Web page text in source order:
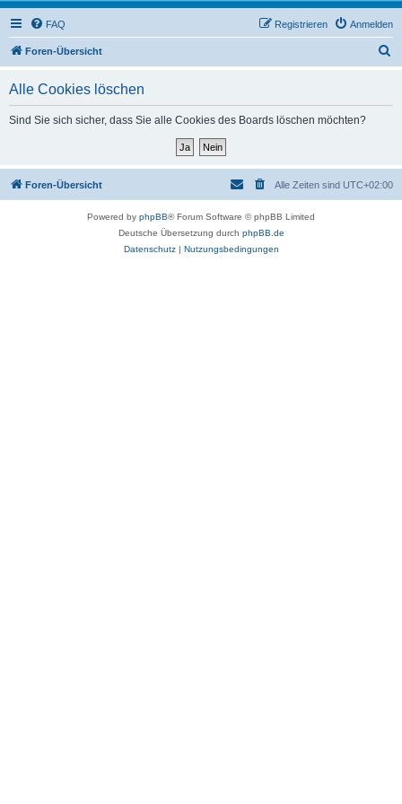
FAQ Anmelden
Registrieren
Foren-Übersicht
Alle Cookies löschen
Sind Sie sich sicher, dass Sie alle Cookies des Boards löschen möchten?
Foren-Übersicht Alle Zeiten sind UTC+02:00
Powered by phpBB® Forum Software © phpBB Limited
Deutsche Übersetzung durch phpBB.de
Datenschutz| Nutzungsbedingungen